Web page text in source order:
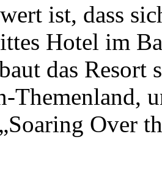
ist, dass
Hotel im
das Resort
Themenland,
Over